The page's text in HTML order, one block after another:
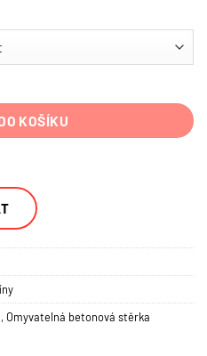
KOŠÍKU
, Omyvatelná betonová stěrka